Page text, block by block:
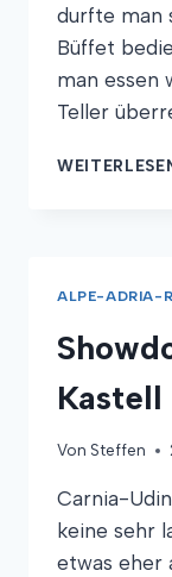
durfte man
Büffet
man essen
Teller
ALPE-ADRIA-
Kastell
Von Steffen
Carnia-
keine sehr
etwas eher